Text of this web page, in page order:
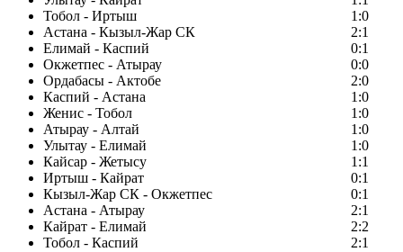
Тобол - Иртыш
1:0
Астана - Кызыл-Жар СК
2:1
Елимай - Каспий
0:1
Окжетпес - Атырау
0:0
Ордабасы - Актобе
2:0
Каспий - Астана
1:0
Женис - Тобол
1:0
Атырау - Алтай
1:0
Улытау - Елимай
1:0
Кайсар - Жетысу
1:1
Иртыш - Кайрат
0:1
Кызыл-Жар СК - Окжетпес
0:1
Астана - Атырау
2:1
Кайрат - Елимай
2:2
Тобол - Каспий
2:1